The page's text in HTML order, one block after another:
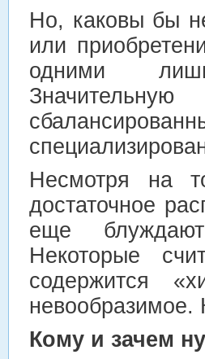
Но, каковы бы
или
одними
Несмотря на
достаточное
еще
Некоторые
содержится
невообразимое.
Кому и зачем